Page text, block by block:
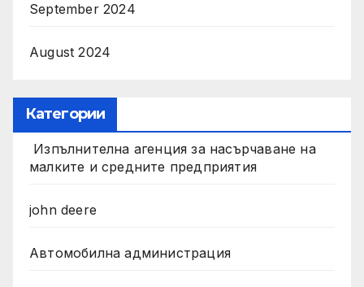
September 2024
August 2024
Категории
Изпълнителна агенция за насърчаване на
малките и средните предприятия
john deere
Автомобилна администрация